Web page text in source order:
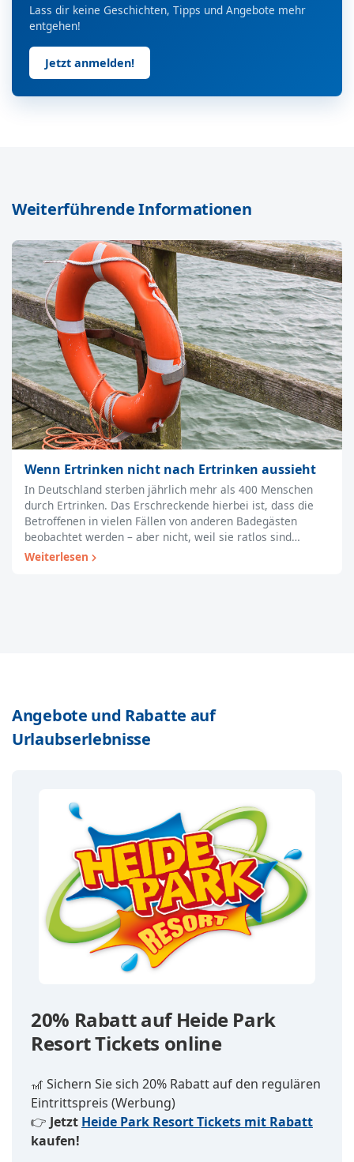
Lass dir keine Geschichten, Tipps und Angebote mehr
entgehen!
Jetzt anmelden!
Weiterführende Informationen
Wenn Ertrinken nicht nach Ertrinken aussieht
In Deutschland sterben jährlich mehr als 400 Menschen
durch Ertrinken. Das Erschreckende hierbei ist, dass die
Betroffenen in vielen Fällen von anderen Badegästen
beobachtet werden – aber nicht, weil sie ratlos sind…
Weiterlesen
Angebote und Rabatte auf
Urlaubserlebnisse
20% Rabatt auf Heide Park
Resort Tickets online
🎢 Sichern Sie sich 20% Rabatt auf den regulären
Eintrittspreis (Werbung)
👉 Jetzt Heide Park Resort Tickets mit Rabatt
kaufen!